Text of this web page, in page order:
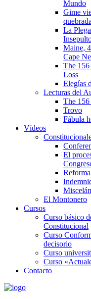
Mundo
Gime
quebrada
La
Maine,
Cape
The 156
Loss
Elegías
Lecturas del
The
Trovo
Fábula
Vídeos
El
El Montonero
Cursos
Curso básico
Constitucional
Curso
decisorio
Curso
Curso
Contacto